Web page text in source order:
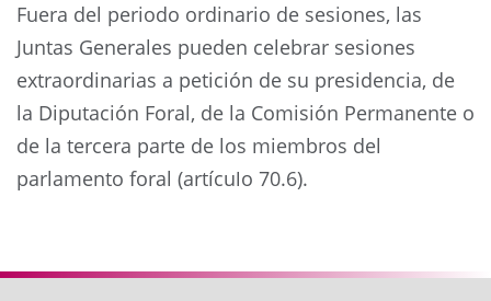
Fuera del periodo ordinario de sesiones, las
Juntas Generales pueden celebrar sesiones
extraordinarias a petición de su presidencia, de
la Diputación Foral, de la Comisión Permanente o
de la tercera parte de los miembros del
parlamento foral (artículo 70.6).